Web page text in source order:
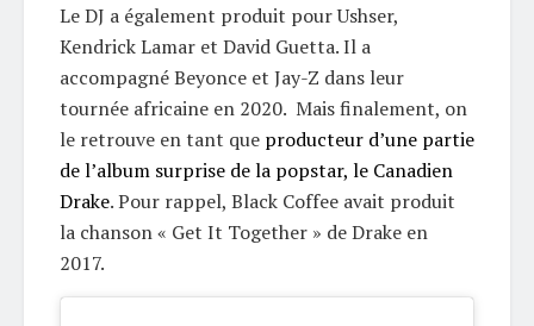
Le DJ a également produit pour Ushser,
Kendrick Lamar et David Guetta. Il a
accompagné Beyonce et Jay-Z dans leur
tournée africaine en 2020. Mais finalement, on
le retrouve en tant que producteur d’une partie
de l’album surprise de la popstar, le Canadien
Drake. Pour rappel, Black Coffee avait produit
la chanson « Get It Together » de Drake en
2017.